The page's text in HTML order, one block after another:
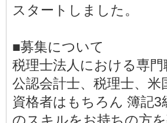
スタートしました。
■募集について
税理士法人における専
公認会計士、税理士、
資格者はもちろん 簿記